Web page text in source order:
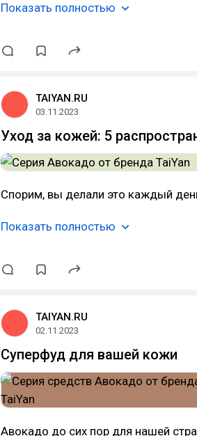
Показать полностью
TAIYAN.RU
03.11.2023
Уход за кожей: 5
Спорим, вы делали это каждый
Показать полностью
TAIYAN.RU
02.11.2023
Суперфуд для вашей кожи
Авокадо до сих пор для нашей